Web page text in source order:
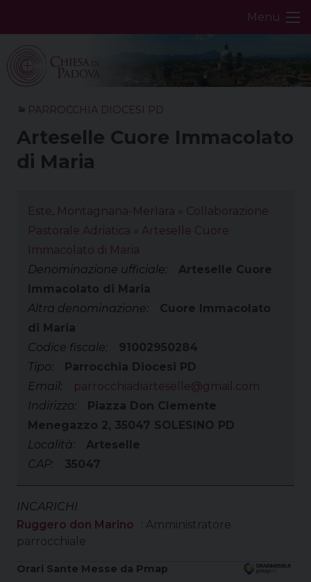
Menu
PARROCCHIA DIOCESI PD
Arteselle Cuore Immacolato
di Maria
Este, Montagnana-Merlara
Collaborazione
Pastorale Adriatica
Arteselle Cuore
Immacolato di Maria
Denominazione ufficiale:
Arteselle Cuore
Immacolato di Maria
Altra denominazione:
Cuore Immacolato
di Maria
Codice fiscale:
91002950284
Tipo:
Parrocchia Diocesi PD
Email:
parrocchiadiarteselle@gmail.com
Indirizzo:
Piazza Don Clemente
Menegazzo 2, 35047 SOLESINO PD
Località:
Arteselle
CAP:
35047
INCARICHI
Ruggero don Marino
: Amministratore
parrocchiale
Orari Sante Messe da Pmap